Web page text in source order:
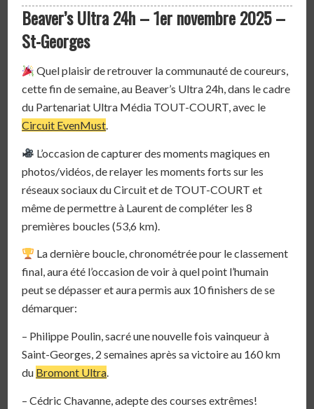
Beaver’s Ultra 24h –1er novembre 2025 –
St-Georges
Quel plaisir de retrouver la communauté de coureurs,
cette fin de semaine, au Beaver’s Ultra 24h, dans le cadre
du Partenariat Ultra Média TOUT-COURT, avec le
Circuit EvenMust.
L’occasion de capturer des moments magiques en
photos/vidéos, de relayer les moments forts sur les
réseaux sociaux du Circuit et de TOUT-COURT et
même de permettre à Laurent de compléter les 8
premières boucles (53,6 km).
La dernière boucle, chronométrée pour le classement
final, aura été l’occasion de voir à quel point l’humain
peut se dépasser et aura permis aux 10 finishers de se
démarquer:
– Philippe Poulin, sacré une nouvelle fois vainqueur à
Saint-Georges, 2 semaines après sa victoire au 160 km
du Bromont Ultra.
– Cédric Chavanne, adepte des courses extrêmes!